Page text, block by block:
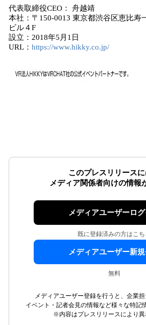
代表取締役CEO： 舟越靖
本社：〒150-0013 東京都渋谷区恵比寿
ビル４F
設立：2018年5月1日
URL： https://www.hikky.co.jp/
このプレスリリースに
メディア関係者向けの情報
メディアユーザーロ
既に登録済みの方はこち
メディアユーザー新
無料
メディアユーザー登録を行うと、企業担
イベント・記者会見の情報など様々な特記
※内容はプレスリリースにより異